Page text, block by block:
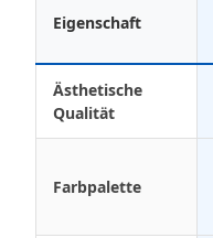
Eigenschaft
Ästhetische
Qualität
Farbpalette